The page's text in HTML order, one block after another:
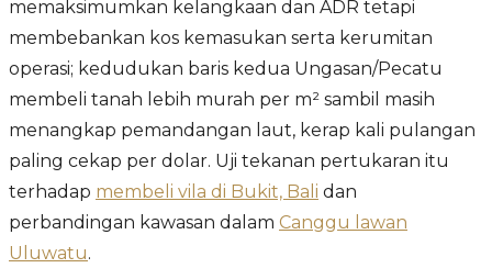
memaksimumkan kelangkaan dan ADR tetapi
membebankan kos kemasukan serta kerumitan
operasi; kedudukan baris kedua Ungasan/Pecatu
membeli tanah lebih murah per m² sambil masih
menangkap pemandangan laut, kerap kali pulangan
paling cekap per dolar. Uji tekanan pertukaran itu
terhadap membeli vila di Bukit, Bali dan
perbandingan kawasan dalam Canggu lawan
Uluwatu.